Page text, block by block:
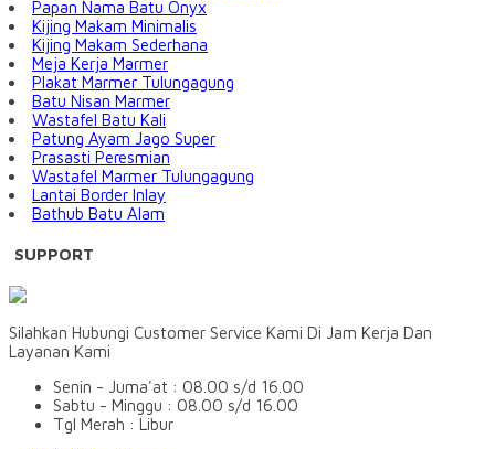
Papan Nama Batu Onyx
Kijing Makam Minimalis
Kijing Makam Sederhana
Meja Kerja Marmer
Plakat Marmer Tulungagung
Batu Nisan Marmer
Wastafel Batu Kali
Patung Ayam Jago Super
Prasasti Peresmian
Wastafel Marmer Tulungagung
Lantai Border Inlay
Bathub Batu Alam
SUPPORT
Silahkan Hubungi Customer Service Kami Di Jam Kerja Dan
Layanan Kami
Senin - Juma'at : 08.00 s/d 16.00
Sabtu - Minggu : 08.00 s/d 16.00
Tgl Merah : Libur